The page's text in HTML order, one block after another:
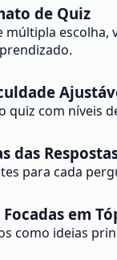
de Quiz
múltipla
quiz com níveis
das
para cada
em
como ideias